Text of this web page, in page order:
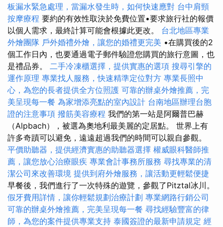
板漏水緊急處理，當漏水發生時，如何快速應對 台中肩頸
按摩療程 要約的有效性取決於免費位置•要求旅行社的報價
以個人需求，最終計算可能會根據此更改。 台北地區專業
外燴團隊 戶外婚禮外燴，讓您的婚禮更完美 •在購買後的2
個工作日內，也要通過電子郵件驗證您購買的旅行意圖，也
是禮品券。 二手冷凍櫃選擇，提供實惠的選項 搜尋引擎的
運作原理 專業找人服務，快速精準定位對方 專業長照中
心，為您的長者提供全方位照護 可靠的辦桌外燴推薦，完
美呈現每一餐 為家增添亮點的室內設計 台南地區辦理台胞
證的注意事項 撥筋美容療程 我們的第一站是阿爾普巴赫
（Alpbach），被選為奧地利最美麗的定居點。 世界上有
許多奇蹟可以避免，遠遠超過我們的時間可以親自參觀。
平價助聽器，提供經濟實惠的助聽器選擇 權威眼科醫師推
薦，讓您放心治療眼疾 專業會計事務所服務 尋找專業的清
潔公司來改善環境 提供到府外燴服務，讓活動更輕鬆便捷
早餐後，我們進行了一次特殊的遊覽，參觀了Pitztal冰川。
假牙費用詳情，讓你輕鬆規劃治療計劃 專業網路行銷公司
可靠的辦桌外燴推薦，完美呈現每一餐 尋找經驗豐富的律
師，為您的案件提供專業支持 泰國簽證的最新申請規定 經